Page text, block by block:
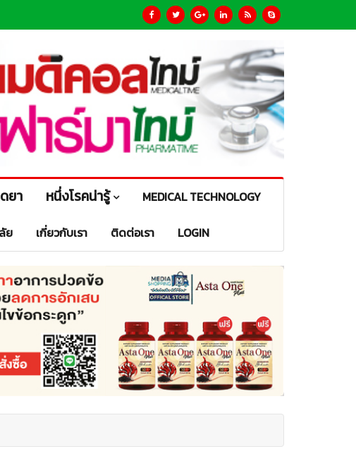
ยา หนึ่งโรคน่ารู้ MEDICAL TECHNOLOGY
ย เกี่ยวกับเรา ติดต่อเรา LOGIN